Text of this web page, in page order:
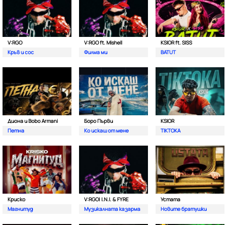
V:RGO
Кръв и сос
V:RGO ft. Mishell
Филма ми
KSIOR ft. SISS
BATUT
Диона и Bobo Armani
Петна
Боро Първи
Ко искаш от мене
KSIOR
TIKTOKA
Криско
Магнитуд
V:RGO| I.N.I. & FYRE
Музикалната казарма
Устата
Новите братушки